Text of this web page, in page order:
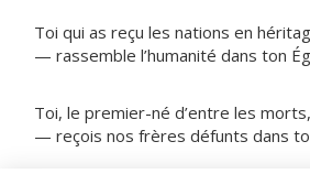
Toi qui as reçu les nations en
— rassemble l’humanité dans ton
Toi, le premier-né d’entre les morts,
— reçois nos frères défunts dans